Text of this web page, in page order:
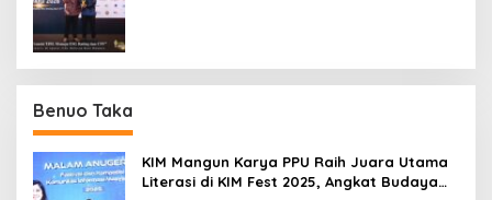
Benuo Taka
KIM Mangun Karya PPU Raih Juara Utama
Literasi di KIM Fest 2025, Angkat Budaya